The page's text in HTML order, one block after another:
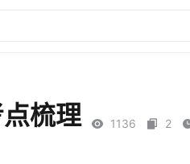
梳理 1136 2